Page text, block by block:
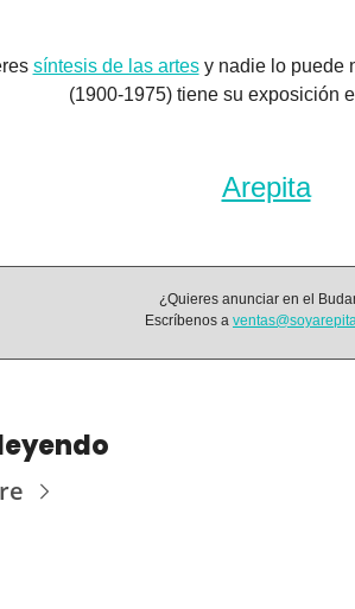
síntesis de las artes y nadie lo puede
(1900-1975) tiene su exposición
Arepita
¿Quieres anunciar en el
Escríbenos a